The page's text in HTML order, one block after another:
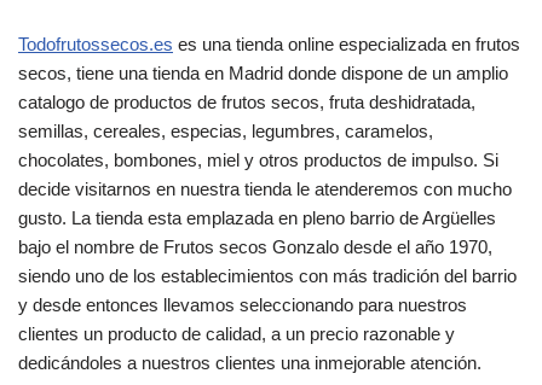
Todofrutossecos.es es una tienda online especializada en frutos
secos, tiene una tienda en Madrid donde dispone de un amplio
catalogo de productos de frutos secos, fruta deshidratada,
semillas, cereales, especias, legumbres, caramelos,
chocolates, bombones, miel y otros productos de impulso. Si
decide visitarnos en nuestra tienda le atenderemos con mucho
gusto. La tienda esta emplazada en pleno barrio de Argüelles
bajo el nombre de Frutos secos Gonzalo desde el año 1970,
siendo uno de los establecimientos con más tradición del barrio
y desde entonces llevamos seleccionando para nuestros
clientes un producto de calidad, a un precio razonable y
dedicándoles a nuestros clientes una inmejorable atención.